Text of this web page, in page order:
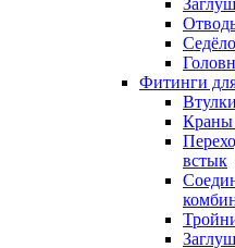
Фитинги
Краны
встык